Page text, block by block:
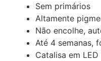
Sem primários
Altamente
Não encolhe,
Até 4 semanas,
Catalisa em LED